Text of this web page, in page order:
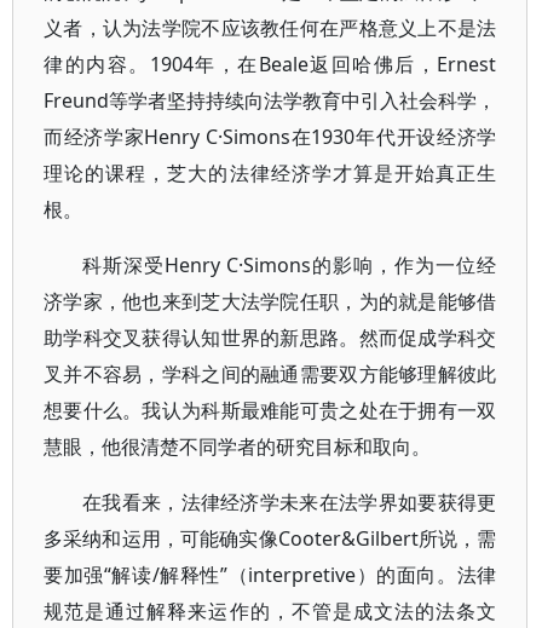
义者，认为法学院不应该教任何在严格意义上不是法
律的内容。1904年，在Beale返回哈佛后，Ernest
Freund等学者坚持持续向法学教育中引入社会科学，
而经济学家Henry C·Simons在1930年代开设经济学
理论的课程，芝大的法律经济学才算是开始真正生
根。
科斯深受Henry C·Simons的影响，作为一位经
济学家，他也来到芝大法学院任职，为的就是能够借
助学科交叉获得认知世界的新思路。然而促成学科交
叉并不容易，学科之间的融通需要双方能够理解彼此
想要什么。我认为科斯最难能可贵之处在于拥有一双
慧眼，他很清楚不同学者的研究目标和取向。
在我看来，法律经济学未来在法学界如要获得更
多采纳和运用，可能确实像Cooter&Gilbert所说，需
要加强“解读/解释性”（interpretive）的面向。法律
规范是通过解释来运作的，不管是成文法的法条文